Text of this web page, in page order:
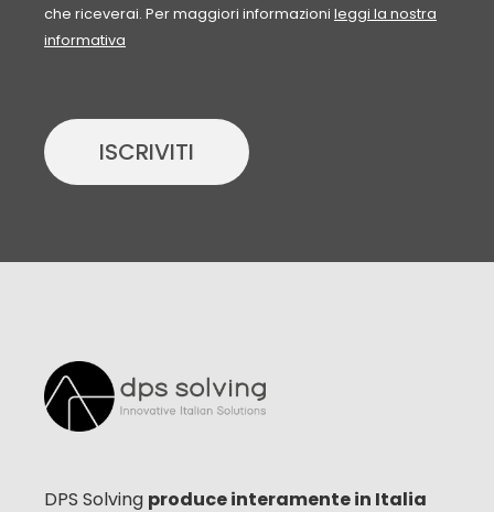
che riceverai. Per maggiori informazioni leggi la nostra
informativa
ISCRIVITI
DPS Solving produce interamente in Italia